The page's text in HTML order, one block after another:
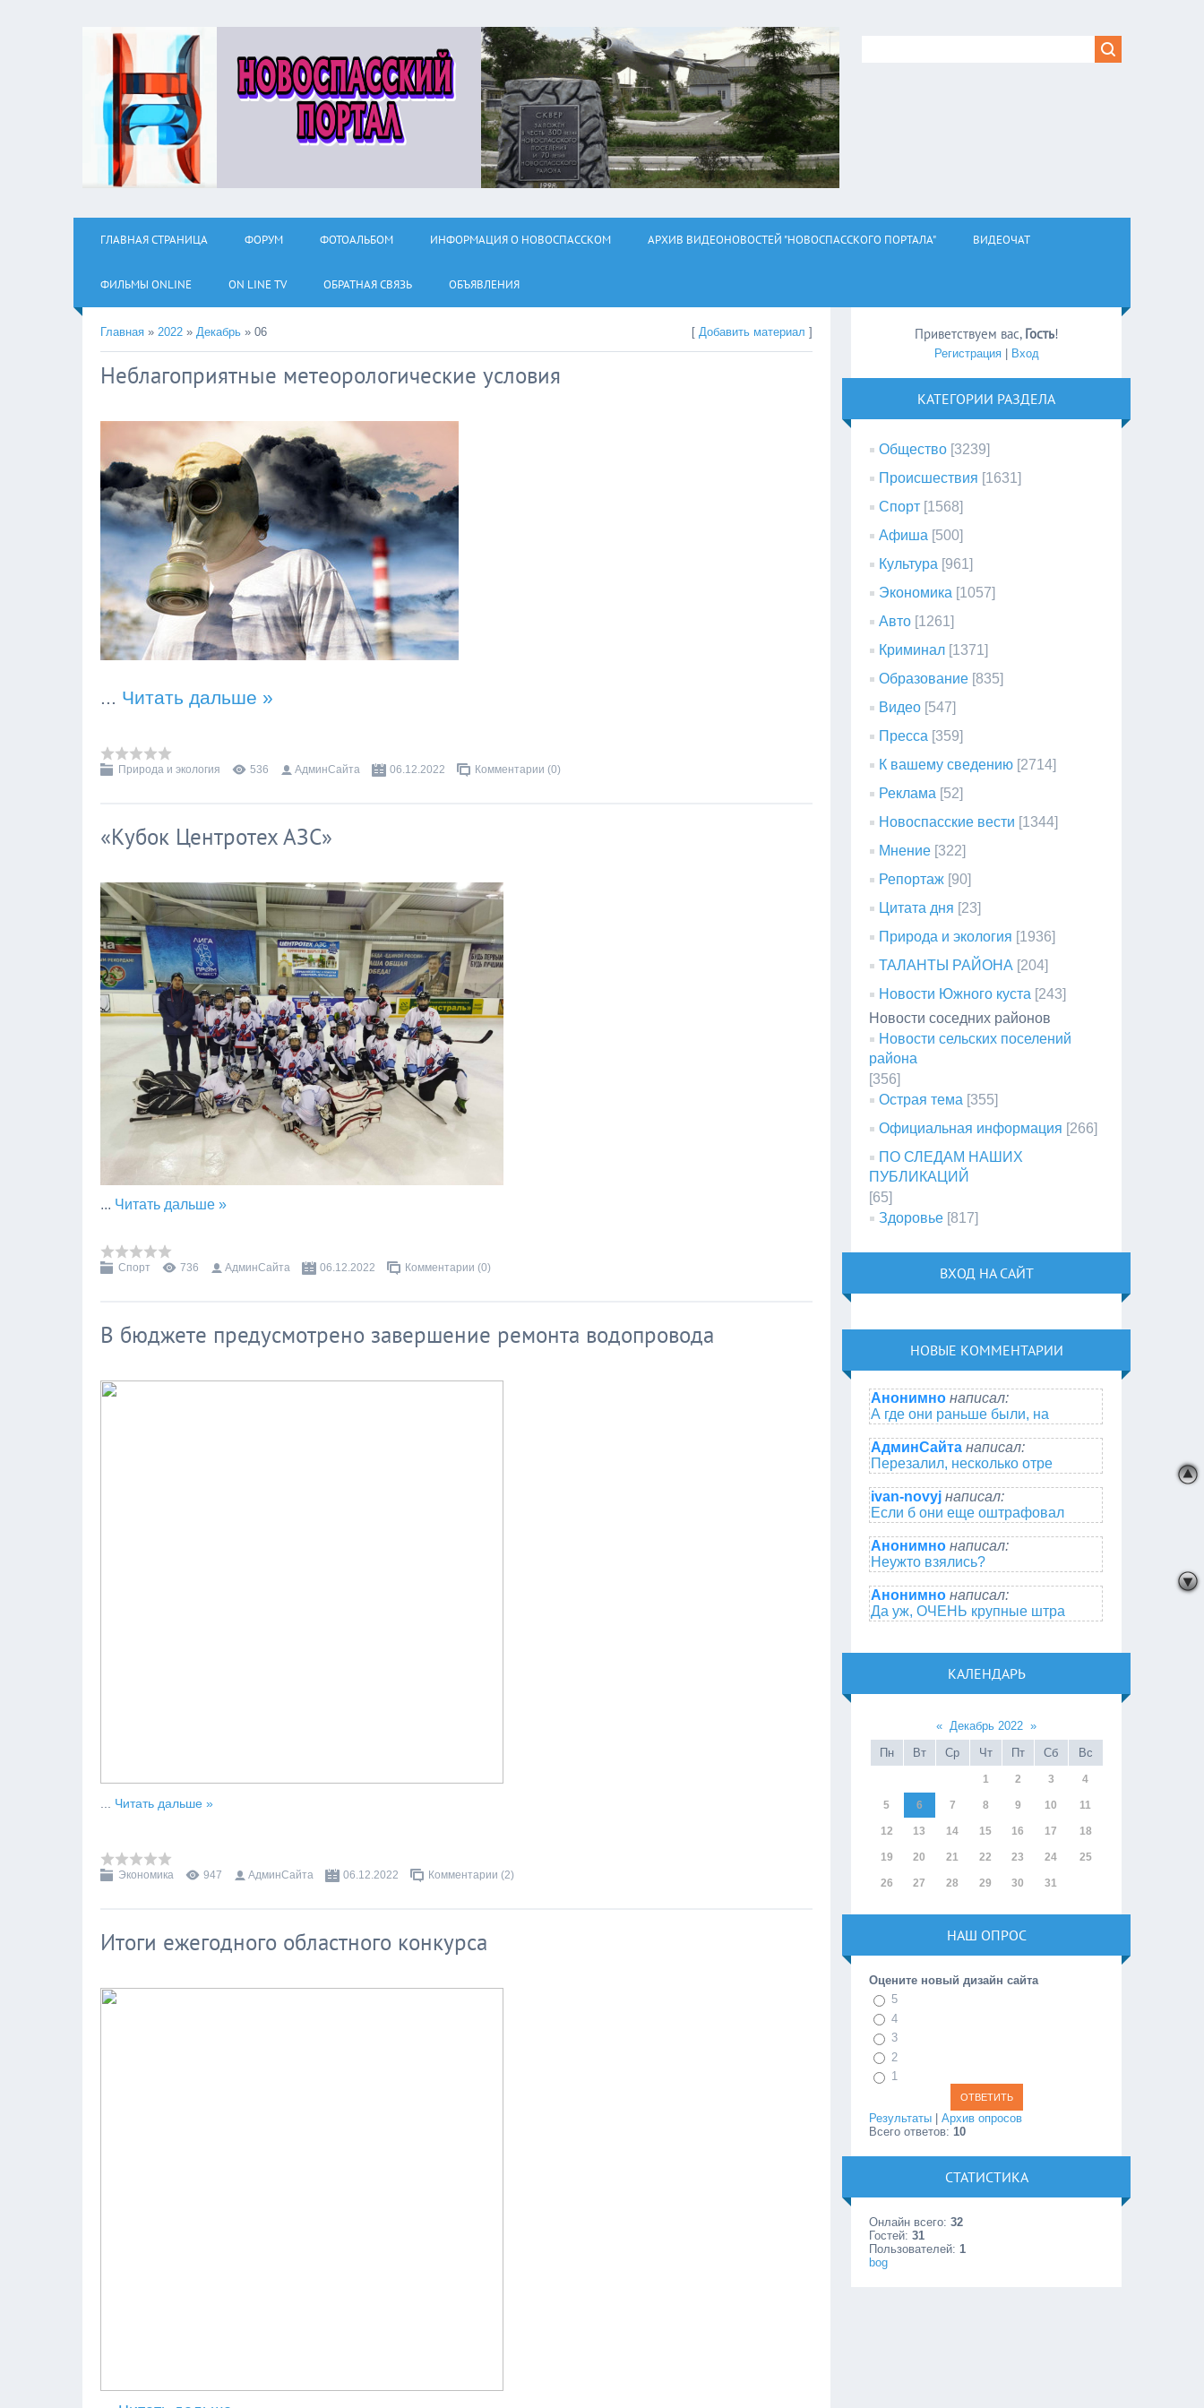
ГЛАВНАЯ СТРАНИЦА ФОРУМ ФОТОАЛЬБОМ ИНФОРМАЦИЯ О НОВОСПАССКОМ АРХИВ ВИДЕОНОВОСТЕЙ "НОВОСПАССКОГО ПОРТАЛА" ВИДЕОЧАТ
ФИЛЬМЫ ОNLINE ON LINE TV ОБРАТНАЯ СВЯЗЬ ОБЪЯВЛЕНИЯ
Главная » 2022 » Декабрь » 06 [Добавить материал ]
Неблагоприятные метеорологические условия
... Читать дальше »
Природа и экология 536 АдминСайта 06.12.2022 Комментарии (0)
«Кубок Центротех АЗС»
... Читать дальше »
Спорт 736 АдминСайта 06.12.2022 Комментарии (0)
В бюджете предусмотрено завершение ремонта водопровода
Читать дальше »
Экономика 947 АдминСайта 06.12.2022 Комментарии (2)
Итоги ежегодного областного конкурса
Приветствуем вас, Гость!
Регистрация| Вход
КАТЕГОРИИ РАЗДЕЛА
Общество [3239]
Происшествия [1631]
Спорт [1568]
Афиша [500]
Культура [961]
Экономика [1057]
Авто [1261]
Криминал [1371]
Образование [835]
Видео [547]
Пресса [359]
К вашему сведению [2714]
Реклама [52]
Новоспасские вести [1344]
Мнение [322]
Репортаж [90]
Цитата дня [23]
Природа и экология [1936]
ТАЛАНТЫ РАЙОНА [204]
Новости Южного куста [243]
Новости соседних районов
Новости сельских поселений
района
[356]
Острая тема [355]
Официальная информация [266]
ПО СЛЕДАМ НАШИХ
ПУБЛИКАЦИЙ
[65]
Здоровье [817]
ВХОД НА САЙТ
НОВЫЕ КОММЕНТАРИИ
Анонимно написал:
А где они раньше были, на
АдминСайта написал:
Перезалил, несколько отре
ivan-novyj написал:
Если б они еще оштрафовал
Анонимно написал:
Неужто взялись?
Анонимно написал:
Да уж, ОЧЕНЬ крупные штра
КАЛЕНДАРЬ
« Декабрь 2022 »
Пн
Вт Ср Чт Пт Сб Вс
1 2 3 4
5 6 7 8 9 10 11
12 13 14 15 16 17 18
19 20 21 22 23 24 25
26 27 28 29 30 31
НАШ ОПРОС
Оцените новый дизайн сайта
5
4
3
2
1
Результаты |Архив опросов
Всего ответов: 10
СТАТИСТИКА
Онлайн всего:32
Гостей:31
Пользователей: 1
bog